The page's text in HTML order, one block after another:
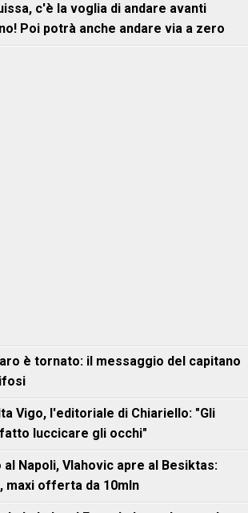
c'è la voglia di andare avanti
Poi potrà anche andare via a zero
è tornato: il messaggio del capitano
Vigo, l'editoriale di Chiariello: "Gli
luccicare gli occhi"
Napoli, Vlahovic apre al Besiktas:
maxi offerta da 10mln